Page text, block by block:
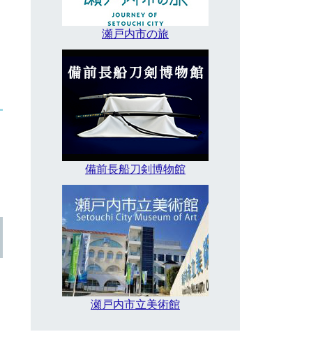
瀬戸内市の旅
備前長船刀剣博物館
瀬戸内市立美術館